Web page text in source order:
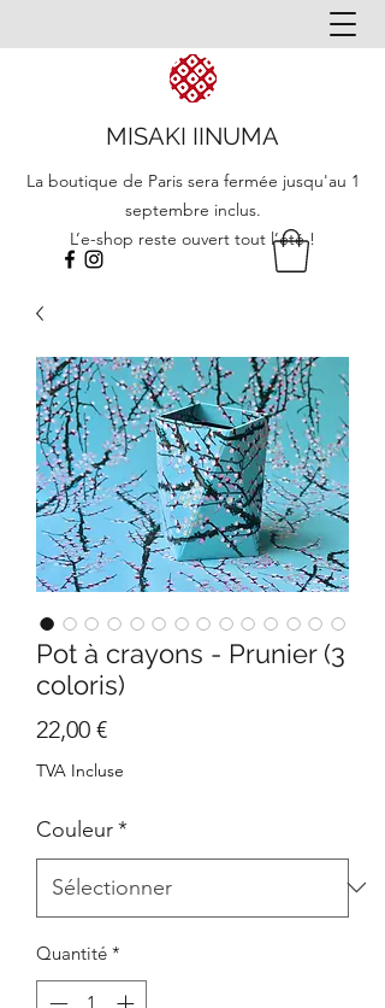
MISAKI IINUMA
La boutique de Paris sera fermée jusqu'au 1
septembre inclus.
L’e-shop reste ouvert tout l’été !
Pot à crayons - Prunier (3
coloris)
22,00 €Prix
TVA Incluse
Couleur*
Quantité *